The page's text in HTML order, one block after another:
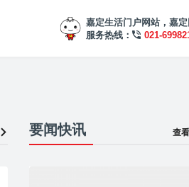
嘉定生活门户网站，嘉
服务热线：
021-
要闻快讯 查